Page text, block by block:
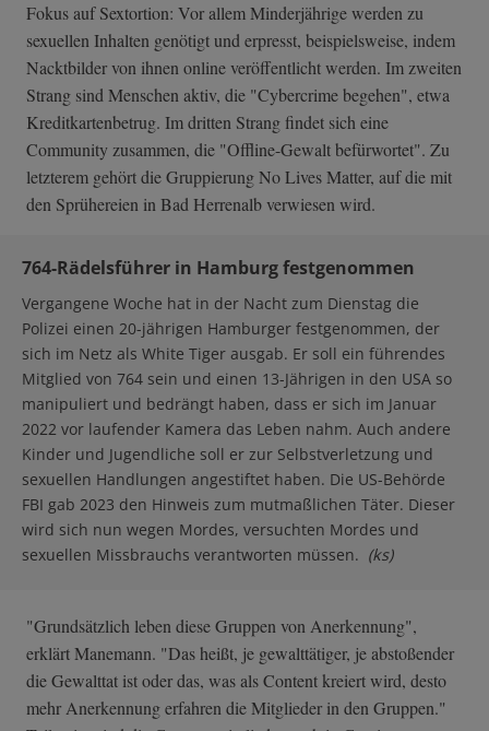
Fokus auf Sextortion: Vor allem Minderjährige werden zu
sexuellen Inhalten genötigt und erpresst, beispielsweise, indem
Nacktbilder von ihnen online veröffentlicht werden. Im zweiten
Strang sind Menschen aktiv, die "Cybercrime begehen", etwa
Kreditkartenbetrug. Im dritten Strang findet sich eine
Community zusammen, die "Offline-Gewalt befürwortet". Zu
letzterem gehört die Gruppierung No Lives Matter, auf die mit
den Sprühereien in Bad Herrenalb verwiesen wird.
764-Rädelsführer in Hamburg festgenommen
Vergangene Woche hat in der Nacht zum Dienstag die
Polizei einen 20-jährigen Hamburger festgenommen, der
sich im Netz als White Tiger ausgab. Er soll ein führendes
Mitglied von 764 sein und einen 13-Jährigen in den USA so
manipuliert und bedrängt haben, dass er sich im Januar
2022 vor laufender Kamera das Leben nahm. Auch andere
Kinder und Jugendliche soll er zur Selbstverletzung und
sexuellen Handlungen angestiftet haben. Die US-Behörde
FBI gab 2023 den Hinweis zum mutmaßlichen Täter. Dieser
wird sich nun wegen Mordes, versuchten Mordes und
sexuellen Missbrauchs verantworten müssen. (ks)
"Grundsätzlich leben diese Gruppen von Anerkennung",
erklärt Manemann. "Das heißt, je gewalttätiger, je abstoßender
die Gewalttat ist oder das, was als Content kreiert wird, desto
mehr Anerkennung erfahren die Mitglieder in den Gruppen."